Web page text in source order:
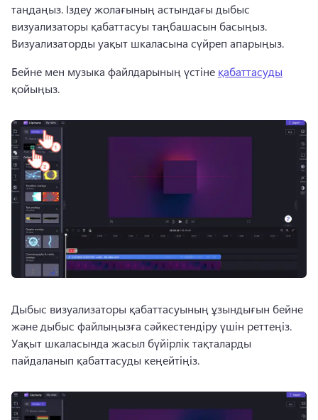
таңдаңыз. Іздеу жолағының астындағы дыбыс
Визуализаторды уақыт шкаласына сүйреп апарыңыз.
Бейне мен музыка файлдарының үстіне қабаттасуды
қойыңыз.
Дыбыс визуализаторы қабаттасуының ұзындығын бейне
Уақыт шкаласында жасыл бүйірлік тақталарды
пайдаланып қабаттасуды кеңейтіңіз.